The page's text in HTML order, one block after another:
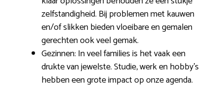
zelfstandigheid. Bij problemen met kauwen
en/of slikken bieden vloeibare en gemalen
gerechten ook veel gemak.
Gezinnen: In veel families is het vaak een
drukte van jewelste. Studie, werk en hobby’s
hebben een grote impact op onze agenda.